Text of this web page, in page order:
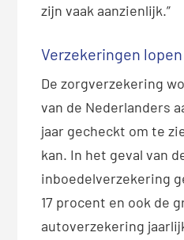
zijn vaak aanzienlijk.”
Verzekeringen
De zorgverzekering
van de Nederlanders
jaar gecheckt om te
kan. In het geval van
inboedelverzekering
17 procent en ook de
autoverzekering